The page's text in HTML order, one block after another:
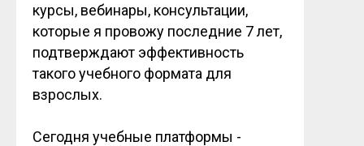
курсы, вебинары, консультации,
которые я провожу последние 7 лет,
подтверждают эффективность
такого учебного формата для
взрослых.
Сегодня учебные платформы -